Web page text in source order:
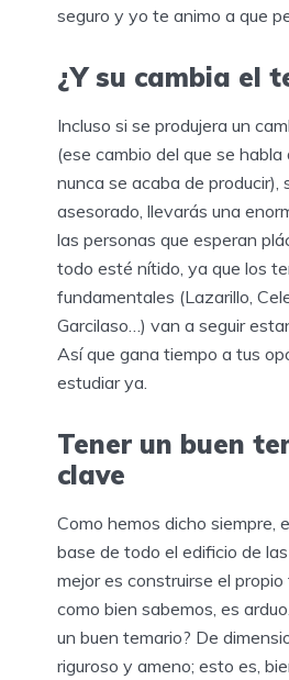
seguro y yo te animo a que
¿Y su cambia el
Incluso si se produjera un
(ese cambio del que se
nunca se acaba de producir),
asesorado, llevarás una
las personas que esperan
todo esté nítido, ya que los
fundamentales (Lazarillo,
Garcilaso…) van a seguir
Así que gana tiempo a tus
estudiar ya.
Tener un buen
clave
Como hemos dicho siempre,
base de todo el edificio de
mejor es construirse el propio
como bien sabemos, es
un buen temario? De
riguroso y ameno; esto es,